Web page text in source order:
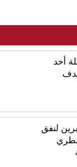
أحد
لنفق